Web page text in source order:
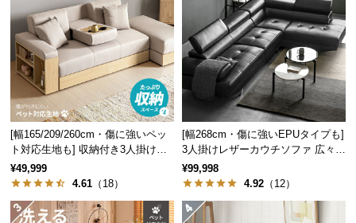
開
梱
設
置
サ
ー
ビ
ス
つ
て
[幅165/209/260cm・傷に強いペッ
ト対応生地も] 収納付き3人掛け多
機能ソファ
¥49,999
4.61 （18）
[幅268cm・傷に強いEPUタイプも]
3人掛けレザーカウチソファ 広々設
計 高級感
¥99,998
4.92 （12）